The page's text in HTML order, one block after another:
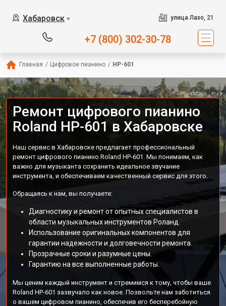
Хабаровск ▼ улица Лазо, 21
+7 (800) 302-30-78
Главная / Цифровое пианино / HP-601
Ремонт цифрового пианино
Roland HP-601 в Хабаровске
Наш сервис в Хабаровске предлагает профессиональный
ремонт цифрового пианино Roland HP-601. Мы понимаем, как
важно для музыканта сохранить идеальное звучание
инструмента, и обеспечиваем качественный сервис для этого.
Обращаясь к нам, вы получаете:
Диагностику и ремонт от опытных специалистов в
области музыкальных инструментов Роланд.
Использование оригинальных компонентов для
гарантии надежности и долговечности ремонта.
Прозрачные сроки и разумные цены.
Гарантию на все выполненные работы.
Мы ценим каждый инструмент и стремимся к тому, чтобы ваше
Roland HP-601 зазвучало как новое. Позвольте нам заботиться
о вашем цифровом пианино, обеспечив его бесперебойную